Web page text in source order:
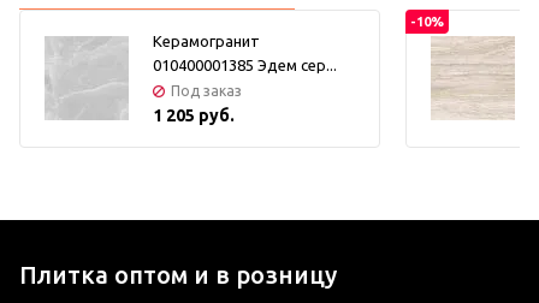
Керамогранит
010400001385 Эдем сер...
Под заказ
1 205 руб.
-10%
Плитка оптом и в розницу